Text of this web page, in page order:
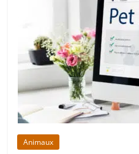
Animaux